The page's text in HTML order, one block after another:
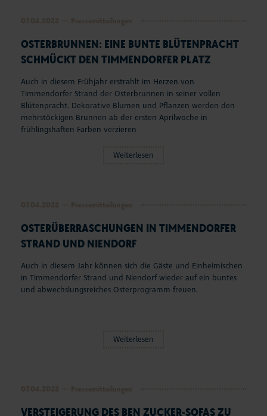
Veranstaltungen
Familienurlaub
Urlaub mit Hund
Strand
Service & Kontakt
Aktuelles
Business
OSTERBRUNNEN: EINE BUNTE BLÜTENPRACHT
SCHMÜCKT DEN TIMMENDORFER PLATZ
Auch in diesem Frühjahr erstrahlt im Herzen von
Timmendorfer Strand der Osterbrunnen in seiner vollen
Blütenpracht. Dekorative Blumen und Pflanzen werden den
mehrstöckigen Brunnen ab der ersten Aprilwoche in
frühlingshaften Farben verzieren
Weiterlesen
OSTERÜBERRASCHUNGEN IN TIMMENDORFER
STRAND UND NIENDORF
Auch in diesem Jahr können sich die Gäste und Einheimischen
in Timmendorfer Strand und Niendorf wieder auf ein buntes
und abwechslungsreiches Osterprogramm freuen.
Weiterlesen
VERSTEIGERUNG DES BEN ZUCKER-SOFAS ZU